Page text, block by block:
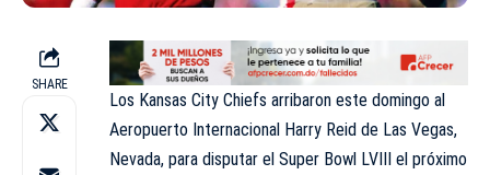
SHARE
Los Kansas City Chiefs arribaron este domingo al
Aeropuerto Internacional Harry Reid de Las Vegas,
Nevada, para disputar el Super Bowl LVIII el próximo